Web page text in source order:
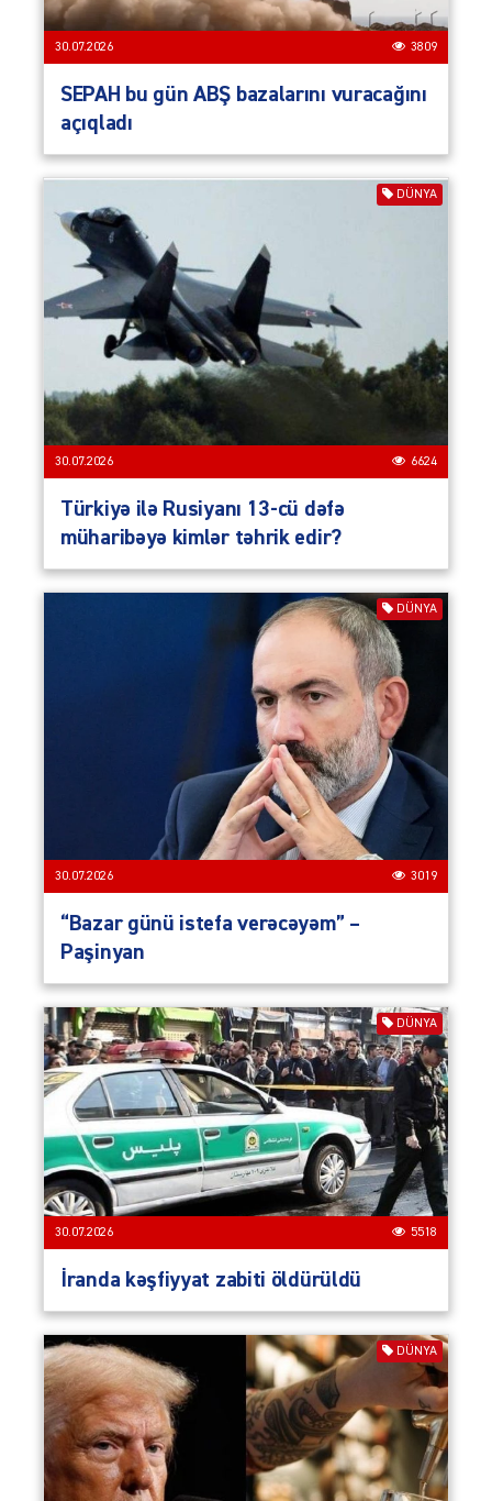
30.07.2026 3809
SEPAH bu gün ABŞ bazalarını vuracağını
açıqladı
DÜNYA
30.07.2026 6624
Türkiyə ilə Rusiyanı 13-cü dəfə
müharibəyə kimlər təhrik edir?
DÜNYA
30.07.2026 3019
“Bazar günü istefa verəcəyəm” –
Paşinyan
DÜNYA
30.07.2026 5518
İranda kəşfiyyat zabiti öldürüldü
DÜNYA